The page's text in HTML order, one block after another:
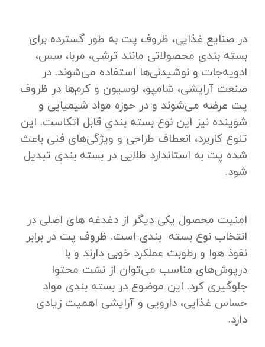
در صنایع غذایی، ظروف پت به ‌طور گسترده برای
بسته ‌بندی محصولاتی مانند ترشی، مربا، سس،
ادویه‌جات و نوشیدنی‌ها استفاده می‌شوند. در
صنعت آرایشی، شامپو، لوسیون و کرم‌ها در ظروف
پت عرضه می‌شوند و در حوزه مواد شیمیایی و
شوینده نیز این نوع بسته ‌بندی قابل اتکاست. این
تنوع کاربرد، انعطاف طراحی و ویژگی‌های فنی باعث
شده پت به استاندارد طلایی در بسته ‌بندی تبدیل
شود.
امنیت محصول یکی دیگر از دغدغه‌ های اصلی در
انتخاب نوع بسته‌ بندی است. ظروف پت در برابر
نفوذ هوا و رطوبت عملکرد خوبی دارند و با
درپوش‌های مناسب می‌توان از نشت محتوا
جلوگیری کرد. این موضوع در بسته بندی مواد
حساس غذایی، دارویی و آرایشی اهمیت زیادی
دارد.